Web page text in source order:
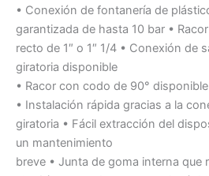
• Conexión de fontanería de
garantizada de hasta 10 bar • Racor
recto de 1″ o 1″ 1/4 • Conexión de
giratoria disponible
• Racor con codo de 90° disponible
• Instalación rápida gracias a la
giratoria • Fácil extracción del
un mantenimiento
breve • Junta de goma interna que